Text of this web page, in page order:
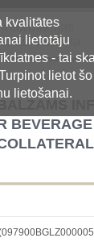
kvalitātes
lietotāju
- tai
lietot šo
lietošanai.
sistēma